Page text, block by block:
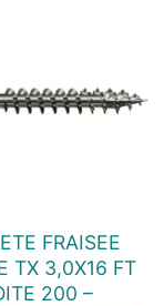
FRAISEE
TX 3,0X16 FT
200 –